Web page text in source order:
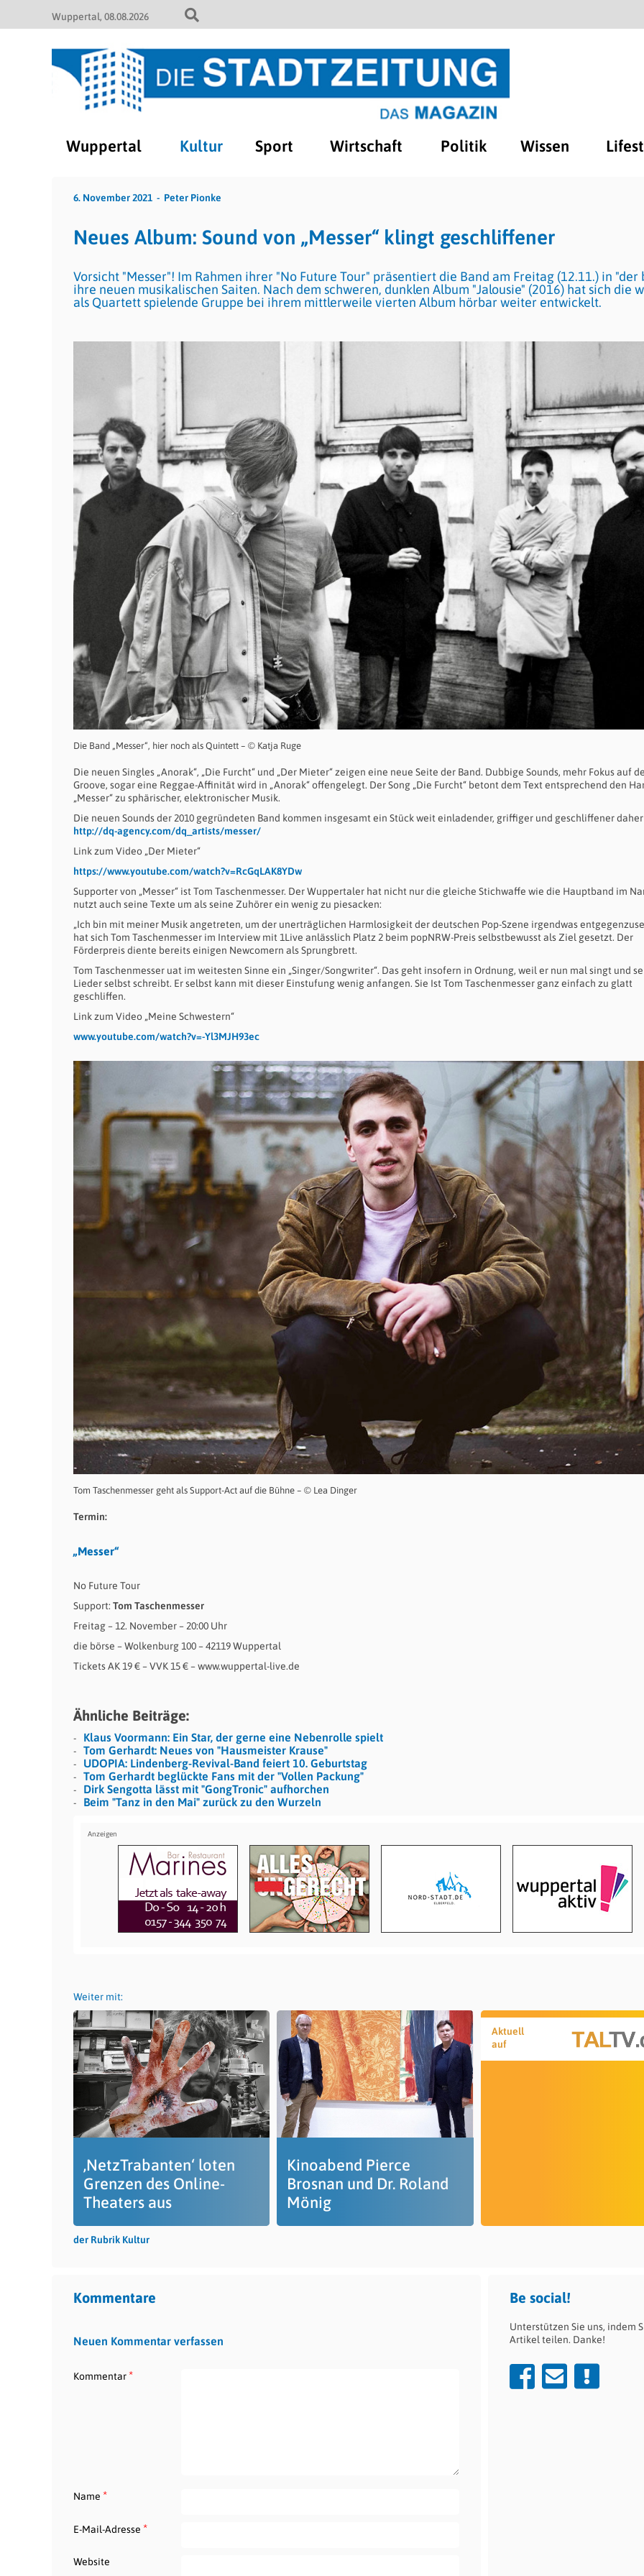
Wuppertal 08.08.2026
Wuppertal Kultur Sport Wirtschaft Politik Wissen
6. November 2021 Peter Pionke
Neues Album: Sound von „Messer“ klingt geschliffener
Vorsicht "Messer"! Im Rahmen ihrer "No Future Tour" präsentiert die Band am Freitag (12.11.) in "der
ihre neuen musikalischen Saiten. Nach dem schweren, dunklen Album "Jalousie" (2016) hat sich die
als Quartett spielende Gruppe bei ihrem mittlerweile vierten Album hörbar weiter entwickelt.
Die Band „Messer“, hier noch als Quintett – © Katja Ruge
Die neuen Singles „Anorak“, „Die Furcht“ und „Der Mieter“ zeigen eine neue Seite der Band. Dubbige Sounds, mehr Fokus auf
Groove, sogar eine Reggae-Affinität wird in „Anorak“ offengelegt. Der Song „Die Furcht“ betont dem Text entsprechend den
„Messer“ zu sphärischer, elektronischer Musik.
Die neuen Sounds der 2010 gegründeten Band kommen insgesamt ein Stück weit einladender, griffiger und geschliffener daher
http://dq-agency.com/dq_artists/messer/
Link zum Video „Der Mieter“
https://www.youtube.com/watch?v=RcGqLAK8YDw
Supporter von „Messer“ ist Tom Taschenmesser. Der Wuppertaler hat nicht nur die gleiche Stichwaffe wie die Hauptband im
nutzt auch seine Texte um als seine Zuhörer ein wenig zu piesacken:
„Ich bin mit meiner Musik angetreten, um der unerträglichen Harmlosigkeit der deutschen Pop-Szene irgendwas
hat sich Tom Taschenmesser im Interview mit 1Live anlässlich Platz 2 beim popNRW-Preis selbstbewusst als Ziel gesetzt. Der
Förderpreis diente bereits einigen Newcomern als Sprungbrett.
Tom Taschenmesser uat im weitesten Sinne ein „Singer/Songwriter“. Das geht insofern in Ordnung, weil er nun mal singt und
Lieder selbst schreibt. Er selbst kann mit dieser Einstufung wenig anfangen. Sie Ist Tom Taschenmesser ganz einfach zu glatt
geschliffen.
Link zum Video „Meine Schwestern“
www.youtube.com/watch?v=-Yl3MJH93ec
Tom Taschenmesser geht als Support-Act auf die Bühne – © Lea Dinger
Termin:
„Messer“
No Future Tour
Support: Tom Taschenmesser
Freitag – 12. November – 20:00 Uhr
die börse – Wolkenburg 100 – 42119 Wuppertal
Tickets AK 19 € – VVK 15 € – www.wuppertal-live.de
Ähnliche Beiträge:
Klaus Voormann: Ein Star, der gerne eine Nebenrolle spielt
Tom Gerhardt: Neues von "Hausmeister Krause"
UDOPIA: Lindenberg-Revival-Band feiert 10. Geburtstag
Tom Gerhardt beglückte Fans mit der "Vollen Packung"
Dirk Sengotta lässt mit "GongTronic" aufhorchen
Beim "Tanz in den Mai" zurück zu den Wurzeln
Weiter mit:
‚NetzTrabanten‘ loten
Grenzen des Online-
Theaters aus
Kinoabend Pierce
Brosnan und Dr. Roland
Mönig
Aktuell
auf
der Rubrik Kultur
Kommentare
Neuen Kommentar verfassen
Kommentar*
Name *
E-Mail-Adresse *
Website
Be social!
Unterstützen Sie uns, indem
Artikel teilen. Danke!